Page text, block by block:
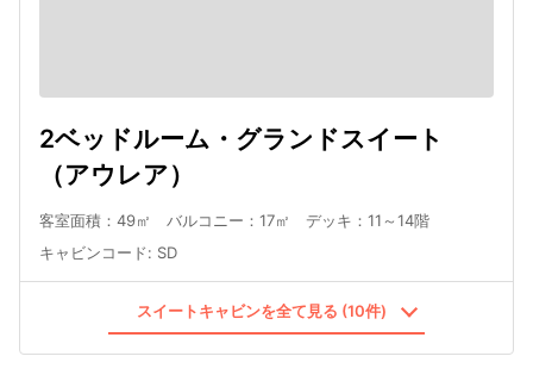
2ベッドルーム・グランドスイート
（アウレア）
客室面積：49㎡ バルコニー：17㎡ デッキ：11～14階
キャビンコード: SD
スイートキャビンを全て見る (10件)